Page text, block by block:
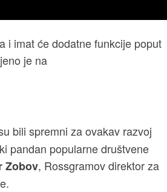
i imat će dodatne funkcije poput
je na
bili spremni za ovakav razvoj
pandan popularne društvene
Zobov, Rossgramov direktor za